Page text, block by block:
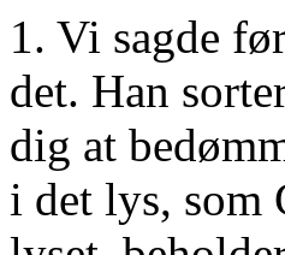
1. Vi sagde
det. Han
dig at
i det lys, som